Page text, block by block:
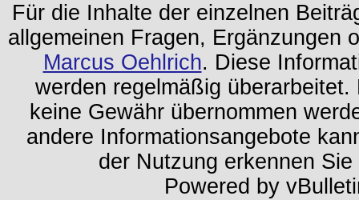
Für die Inhalte der einzelnen
allgemeinen Fragen, Ergänzungen
Marcus Oehlrich. Diese
werden regelmäßig
keine Gewähr übernommen
andere Informationsangebote
der Nutzung erkennen
Powered by